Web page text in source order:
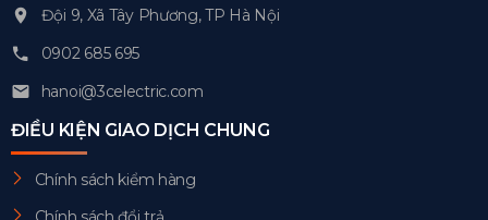
Đội 9, Xã Tây Phương, TP Hà Nội
0902 685 695
hanoi@3celectric.com
ĐIỀU KIỆN GIAO DỊCH CHUNG
Chính sách kiểm hàng